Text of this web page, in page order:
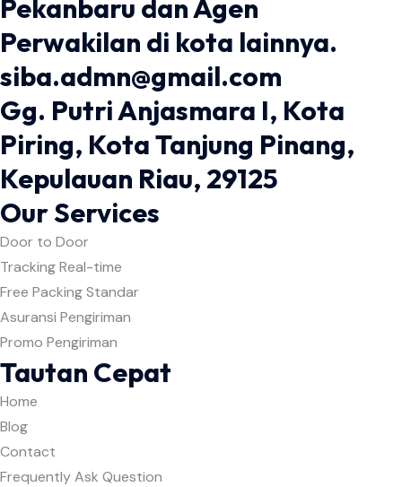
Pekanbaru dan Agen
Perwakilan di kota lainnya.
siba.admn@gmail.com
Gg. Putri Anjasmara I, Kota
Piring, Kota Tanjung Pinang,
Kepulauan Riau, 29125
Our Services
Door to Door
Tracking Real-time
Free Packing Standar
Asuransi Pengiriman
Promo Pengiriman
Tautan Cepat
Home
Blog
Contact
Frequently Ask Question